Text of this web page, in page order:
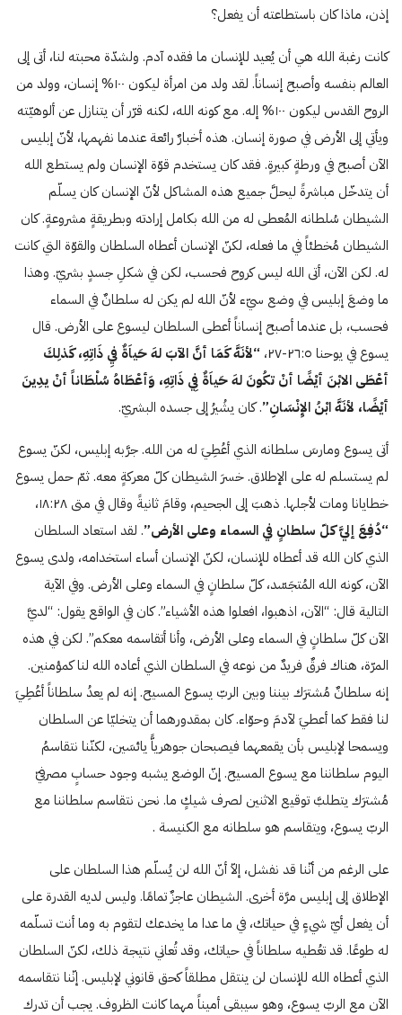
إذن، ماذا كان باستطاعته أن يفعل؟
كانت رغبة الله هي أن يُعيد للإنسان ما فقده آدم. ولشدّة محبته لنا، أتى إلى
العالم بنفسه وأصبح إنساناً. لقد ولد من امرأة ليكون ۱٠٠% إنسان، وولد من
الروح القدس ليكون ۱٠٠% إله. مع كونه الله، لكنه قرّر أن يتنازل عن ألوهيّته
ويأتي إلى الأرض في صورة إنسان. هذه أخبارٌ رائعة عندما نفهمها، لأنّ إبليس
الآن أصبح في ورطةٍ كبيرةٍ. فقد كان يستخدم قوّة الإنسان ولم يستطع الله
أن يتدخّل مباشرةً ليحلَّ جميع هذه المشاكل لأنّ الإنسان كان يسلّم
الشيطان سُلطانه المُعطى له من الله بكامل إرادته وبطريقةٍ مشروعةٍ. كان
الشيطان مُخطئاً في ما فعله، لكنّ الإنسان أعطاه السلطان والقوّة التي كانت
له. لكن الآن، أتى الله ليس كروح فحسب، لكن في شكلِ جسدٍ بشريّ. وهذا
ما وضعَ إبليس في وضع سيّء لأنّ الله لم يكن له سلطانٌ في السماء
فحسب، بل عندما أصبح إنساناً أعطى السلطان ليسوع على الأرض. قال
يسوع في يوحنا ۲٦:٥-۲۷،
“لأنَهَّ كَمَا أنَّ الآبَ لهَ حَياَةٌ فيِ ذَاتِهِ، كَذلِكَ
أعْطَى الابْنَ أيْضًا أنْ تكُونَ لهَ حَياَةٌ فِي ذَاتِهِ، وَأعْطَاهُ سُلْطَاناً أنْ يدِينَ
أيْضًا، لأنَهَّ ابْنُ الإِنْسَانِ”. كان يشُيرُ إلى جسده البشريّ.
أتى يسوع ومارسَ سلطانه الذي أعُطِيَ له من الله. جرَّبه إبليس، لكنّ يسوع
لم يستسلم له على الإطلاق. خسرَ الشيطان كلّ معركةٍ معه. ثمّ حمل يسوع
خطايانا ومات لأجلها. ذهبَ إلى الجحيم، وقامَ ثانيةً وقال في متى ۱٨:۲٨،
“دُفِعَ إليَّ كلّ سلطانٍ في السماء وعلى الأرض”. لقد استعاد السلطان
الذي كان الله قد أعطاه للإنسان، لكنّ الإنسان أساء استخدامه، ولدى يسوع
الآن، كونه الله المُتجَسّد، كلّ سلطانٍ في السماء وعلى الأرض. وفي الآية
التالية قال: “الآن، اذهبوا، افعلوا هذه الأشياء”. كان في الواقع يقول: “لديَّ
الآن كلّ سلطانٍ في السماء وعلى الأرض، وأنا أتقاسمه معكم”. لكن في هذه
المرّة، هناك فرقٌ فريدٌ من نوعه في السلطان الذي أعاده الله لنا كمؤمنين.
إنه سلطانٌ مُشترَك بيننا وبين الربّ يسوع المسيح. إنه لم يعدُ سلطاناً أعُطِيَ
لنا فقط كما أعطيَ لآدمَ وحوّاء. كان بمقدورهما أن يتخليّا عن السلطان
ويسمحا لإبليس بأن يقمعهما فيصبحان جوهرياًّ يائسَين، لكنّنا نتقاسمُ
اليوم سلطاننا مع يسوع المسيح. إنّ الوضع يشبه وجود حسابٍ مصرفيّ
مُشترَك يتطلبَّ توقيع الاثنين لصرف شيكٍ ما. نحن نتقاسم سلطاننا مع
الربّ يسوع، ويتقاسم هو سلطانه مع الكنيسة .
على الرغم من أنّنا قد نفشل، إلاّ أنّ الله لن يُسلّم هذا السلطان على
الإطلاق إلى إبليس مرَّة أخرى. الشيطان عاجزٌ تمامًا. وليس لديه القدرة على
أن يفعل أيّ شيءٍ في حياتك، في ما عدا ما يخدعك لتقوم به وما أنت تسلّمه
له طوعًا. قد تعُطيه سلطاناً في حياتك، وقد تُعاني نتيجة ذلك، لكنّ السلطان
الذي أعطاه الله للإنسان لن ينتقل مطلقاً كحق قانوني لإبليس. إنّنا نتقاسمه
الآن مع الربّ يسوع، وهو سيبقى أميناً مهما كانت الظروف. يجب أن تدرك